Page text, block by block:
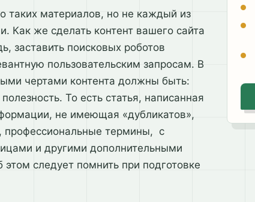
таких материалов, но не каждый из
Как же сделать контент вашего сайта
заставить поисковых роботов
пользовательским запросам. В
чертами контента должны быть:
То есть статья, написанная
не имеющая «дубликатов»,
профессиональные термины, с
и другими дополнительными
следует помнить при подготовке